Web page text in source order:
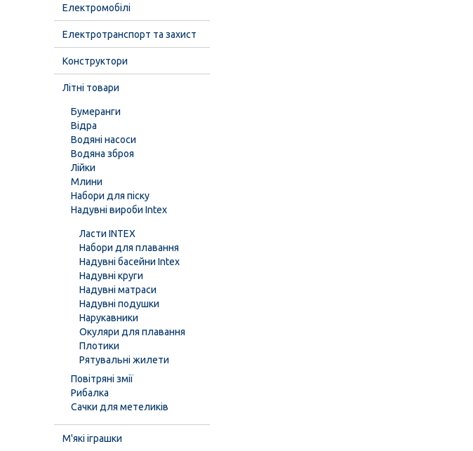
Електромобілі
Електротранспорт та захист
Конструктори
Літні товари
Бумеранги
Відра
Водяні насоси
Водяна зброя
Лійки
Млини
Набори для піску
Надувні вироби Intex
Ласти INTEX
Набори для плавання
Надувні басейни Intex
Надувні круги
Надувні матраси
Надувні подушки
Нарукавники
Окуляри для плавання
Плотики
Рятувальні жилети
Повітряні змії
Рибалка
Сачки для метеликів
М'які іграшки